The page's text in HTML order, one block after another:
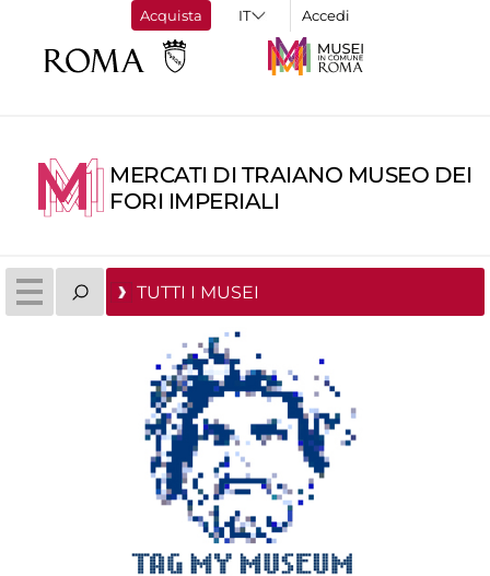
Acquista Accedi
MERCATI DI TRAIANO MUSEO DEI
FORI IMPERIALI
TUTTI I MUSEI